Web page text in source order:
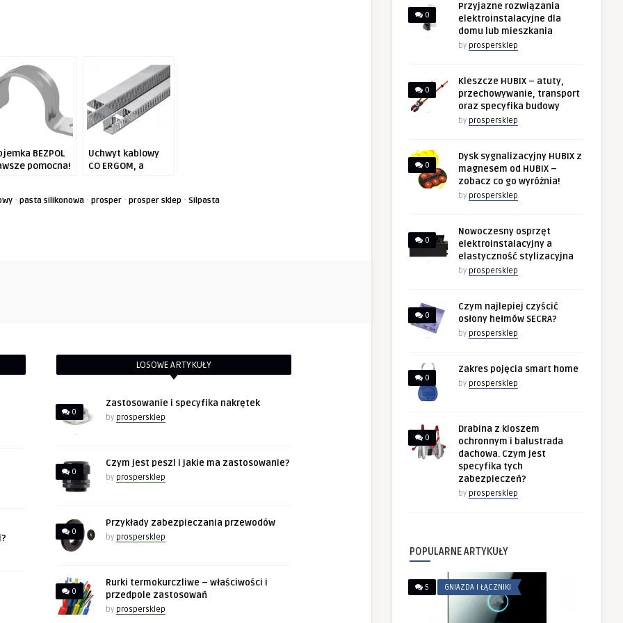
BEZPOL
pomocna!
Uchwyt kablowy
CO ERGOM, a
· pasta silikonowa · prosper · prosper sklep · Silpasta
LOSOWE ARTYKUŁY
0
Zastosowanie i specyfika nakrętek
by prospersklep
0
Czym jest peszl i jakie ma zastosowanie?
by prospersklep
0
Przykłady zabezpieczania przewodów
by prospersklep
0
Rurki termokurczliwe – właściwości i
przedpole zastosowań
by prospersklep
0
Przyjazne rozwiązania
elektroinstalacyjne dla
domu lub mieszkania
by prospersklep
0
Kleszcze HUBIX – atuty,
przechowywanie, transport
oraz specyfika budowy
by prospersklep
0
Dysk sygnalizacyjny HUBIX z
magnesem od HUBIX –
zobacz co go wyróżnia!
by prospersklep
0
Nowoczesny osprzęt
elektroinstalacyjny a
elastyczność stylizacyjna
by prospersklep
0
Czym najlepiej czyścić
osłony hełmów SECRA?
by prospersklep
0
Zakres pojęcia smart home
by prospersklep
0
Drabina z kloszem
ochronnym i balustrada
dachowa. Czym jest
specyfika tych
zabezpieczeń?
by prospersklep
POPULARNE ARTYKUŁY
5 GNIAZDA I ŁĄCZNIKI